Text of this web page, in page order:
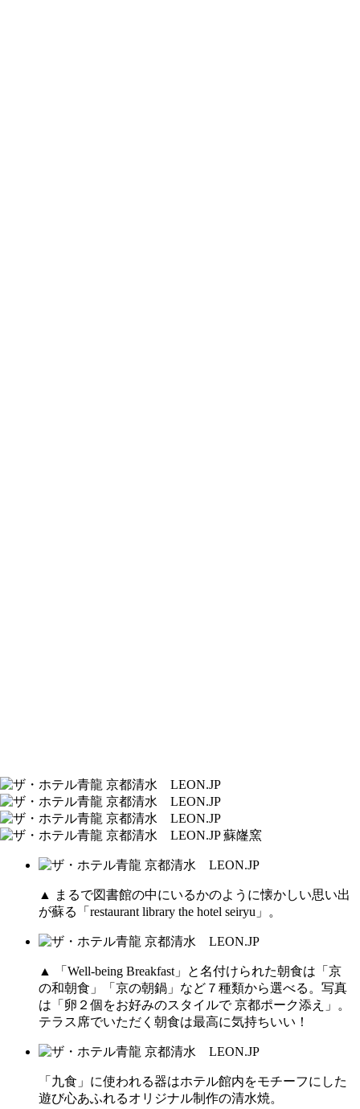
▲ まるで図書館の中にいるかのように懐かしい思い出
が蘇る「restaurant library the hotel seiryu」。
▲ 「Well-being Breakfast」と名付けられた朝食は「京
の和朝食」「京の朝鍋」など７種類から選べる。写真
は「卵２個をお好みのスタイルで 京都ポーク添え」。
テラス席でいただく朝食は最高に気持ちいい！
「九食」に使われる器はホテル館内をモチーフにした
遊び心あふれるオリジナル制作の清水焼。